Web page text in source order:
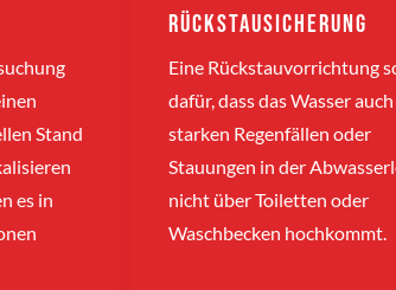
Stand
es in
Rückstausicherung
Eine Rückstauvorrichtung
dafür, dass das Wasser
starken Regenfällen oder
Stauungen in der
nicht über Toiletten oder
Waschbecken hochkommt.